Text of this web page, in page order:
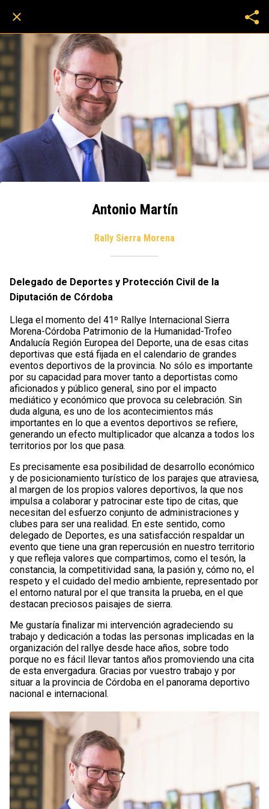
Antonio Martín
Rally Sierra Morena
Delegado de Deportes y Protección Civil de la
Diputación de Córdoba
Llega el momento del 41º Rallye Internacional Sierra
Morena-Córdoba Patrimonio de la Humanidad-Trofeo
Andalucía Región Europea del Deporte, una de esas citas
deportivas que está fijada en el calendario de grandes
eventos deportivos de la provincia. No sólo es importante
por su capacidad para mover tanto a deportistas como
aficionados y público general, sino por el impacto
mediático y económico que provoca su celebración. Sin
duda alguna, es uno de los acontecimientos más
importantes en lo que a eventos deportivos se refiere,
generando un efecto multiplicador que alcanza a todos los
territorios por los que pasa.
Es precisamente esa posibilidad de desarrollo económico
y de posicionamiento turístico de los parajes que atraviesa,
al margen de los propios valores deportivos, la que nos
impulsa a colaborar y patrocinar este tipo de citas, que
necesitan del esfuerzo conjunto de administraciones y
clubes para ser una realidad. En este sentido, como
delegado de Deportes, es una satisfacción respaldar un
evento que tiene una gran repercusión en nuestro territorio
y que refleja valores que compartimos, como el tesón, la
constancia, la competitividad sana, la pasión y, cómo no, el
respeto y el cuidado del medio ambiente, representado por
el entorno natural por el que transita la prueba, en el que
destacan preciosos paisajes de sierra.
Me gustaría finalizar mi intervención agradeciendo su
trabajo y dedicación a todas las personas implicadas en la
organización del rallye desde hace años, sobre todo
porque no es fácil llevar tantos años promoviendo una cita
de esta envergadura. Gracias por vuestro trabajo y por
situar a la provincia de Córdoba en el panorama deportivo
nacional e internacional.